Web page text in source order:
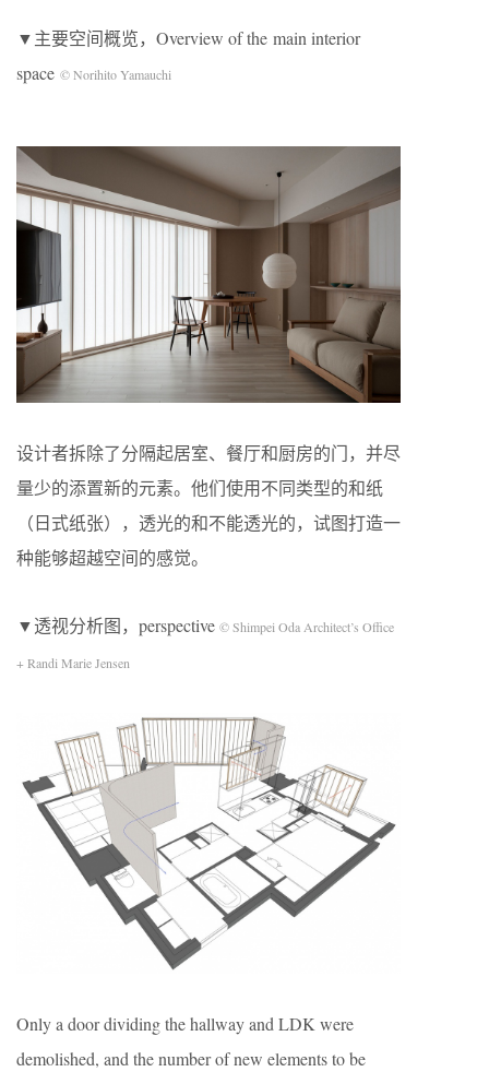
▼主要空间概览，Overview of the main interior
space © Norihito Yamauchi
设计者拆除了分隔起居室、餐厅和厨房的门，并尽
量少的添置新的元素。他们使用不同类型的和纸
（日式纸张），透光的和不能透光的，试图打造一
种能够超越空间的感觉。
▼透视分析图，perspective © Shimpei Oda Architect’s Office
+ Randi Marie Jensen
Only a door dividing the hallway and LDK were
demolished, and the number of new elements to be